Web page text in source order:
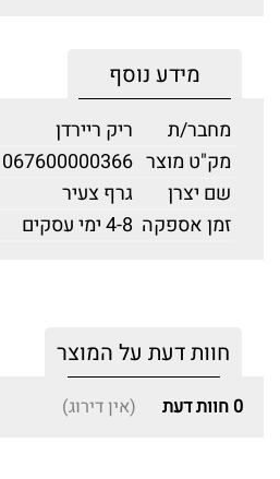
מידע נוסף
מחבר/ת
ריק ריירדן
מק"ט מוצר 067600000366
שם יצרן
גרף צעיר
זמן אספקה 4-8 ימי עסקים
חוות דעת על המוצר
0 חוות דעת (אין דירוג)